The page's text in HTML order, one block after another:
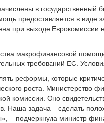
в
предоставляется в виде
при выходе Еврокомиссии
макрофинансовой
требований ЕС.
реформы, которые
роста. Министерство
комиссии. Оно
Наша задача – сделать
– подчеркнула министр